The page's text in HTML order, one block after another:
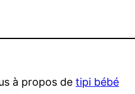
à propos detipi bébé